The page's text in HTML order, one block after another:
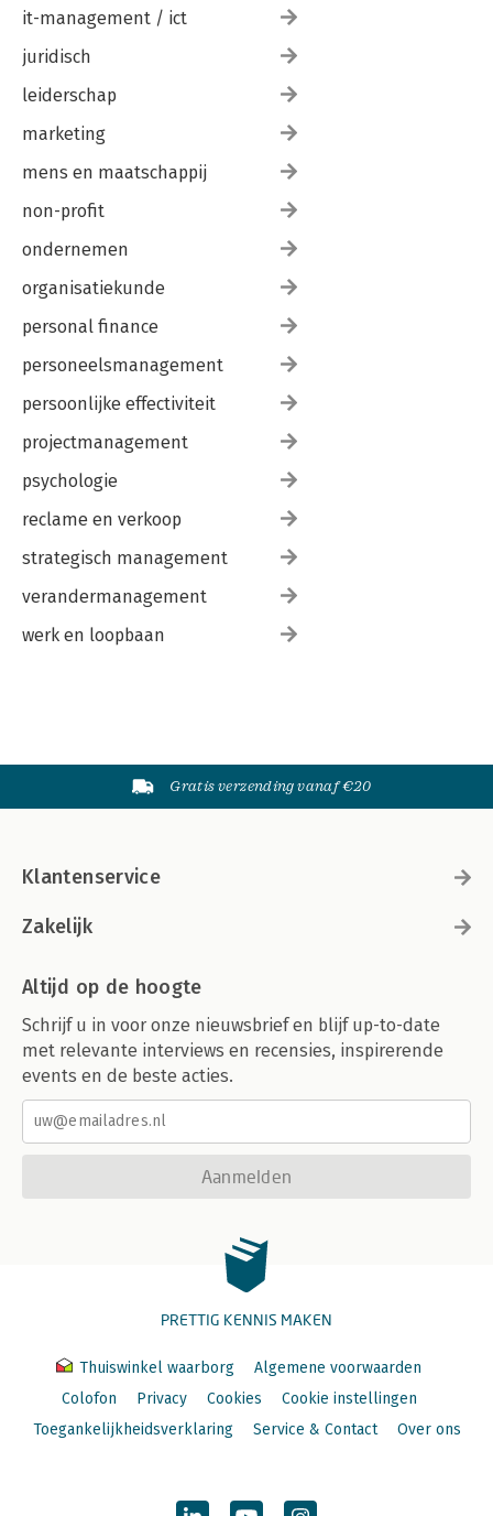
it-management / ict
juridisch
leiderschap
marketing
mens en maatschappij
non-profit
ondernemen
organisatiekunde
personal finance
personeelsmanagement
persoonlijke effectiviteit
projectmanagement
psychologie
reclame en verkoop
strategisch management
verandermanagement
werk en loopbaan
Gratis verzending vanaf €20
Klantenservice
Zakelijk
Altijd op de hoogte
Schrijf u in voor onze nieuwsbrief en blijf up-to-date
met relevante interviews en recensies, inspirerende
events en de beste acties.
Aanmelden
PRETTIG KENNIS MAKEN
Thuiswinkel waarborg
Algemene voorwaarden
Colofon
Privacy Cookies
Cookie instellingen
Toegankelijkheidsverklaring
Service & Contact Over ons